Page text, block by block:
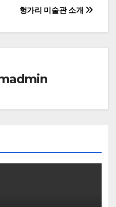
헝가리 미술관 소개